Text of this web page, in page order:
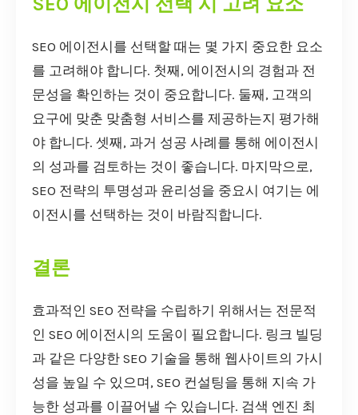
SEO 에이전시를 선택할 때는 몇 가지 중요한 요소
를 고려해야 합니다. 첫째, 에이전시의 경험과 전
문성을 확인하는 것이 중요합니다. 둘째, 고객의
요구에 맞춘 맞춤형 서비스를 제공하는지 평가해
야 합니다. 셋째, 과거 성공 사례를 통해 에이전시
의 성과를 검토하는 것이 좋습니다. 마지막으로,
SEO 전략의 투명성과 윤리성을 중요시 여기는 에
이전시를 선택하는 것이 바람직합니다.
결론
효과적인 SEO 전략을 수립하기 위해서는 전문적
인 SEO 에이전시의 도움이 필요합니다. 링크 빌딩
과 같은 다양한 SEO 기술을 통해 웹사이트의 가시
성을 높일 수 있으며, SEO 컨설팅을 통해 지속 가
능한 성과를 이끌어낼 수 있습니다. 검색 엔진 최